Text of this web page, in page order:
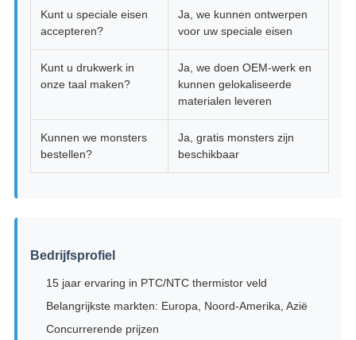
Kunt u speciale eisen
accepteren?
Ja, we kunnen ontwerpen
voor uw speciale eisen
Kunt u drukwerk in
onze taal maken?
Ja, we doen OEM-werk en
kunnen gelokaliseerde
materialen leveren
Kunnen we monsters
bestellen?
Ja, gratis monsters zijn
beschikbaar
Bedrijfsprofiel
15 jaar ervaring in PTC/NTC thermistor veld
Belangrijkste markten: Europa, Noord-Amerika, Azië
Concurrerende prijzen